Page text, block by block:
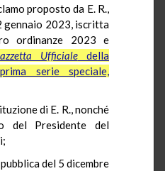
proposto da E. R.,
gennaio 2023, iscritta
ordinanze 2023 e
Ufficialedella
serie speciale,
di E. R., nonché
del Presidente del
del 5 dicembre